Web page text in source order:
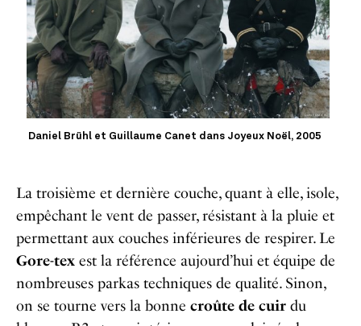
Daniel Brühl et Guillaume Canet dans Joyeux Noël, 2005
La troisième et dernière couche,quant à elle, isole,
empêchant le vent de passer, résistant à la pluie et
permettant aux couches inférieures de respirer. Le
Gore-tex est la référence aujourd’hui et équipe de
nombreuses parkas techniques de qualité. Sinon,
on se tourne vers la bonne croûte de cuir du